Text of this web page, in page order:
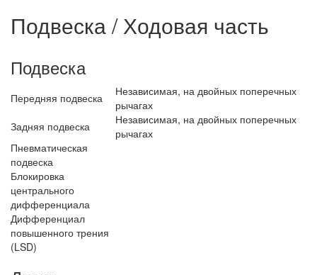
Подвеска / Ходовая часть
Подвеска
Передняя подвеска
Независимая, на двойных поперечных
рычагах
Задняя подвеска
Независимая, на двойных поперечных
рычагах
Пневматическая
подвеска
Блокировка
центрального
дифференциала
Дифференциал
повышенного трения
(LSD)